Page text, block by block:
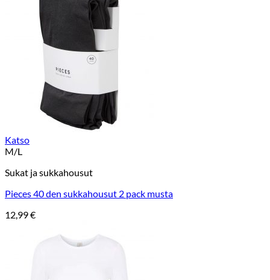
Katso
M/L
Sukat ja sukkahousut
Pieces 40 den sukkahousut 2 pack musta
12,99€